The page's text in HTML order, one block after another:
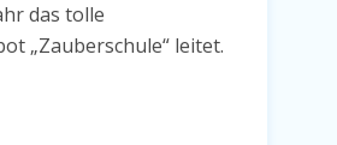
das tolle
„Zauberschule“ leitet.